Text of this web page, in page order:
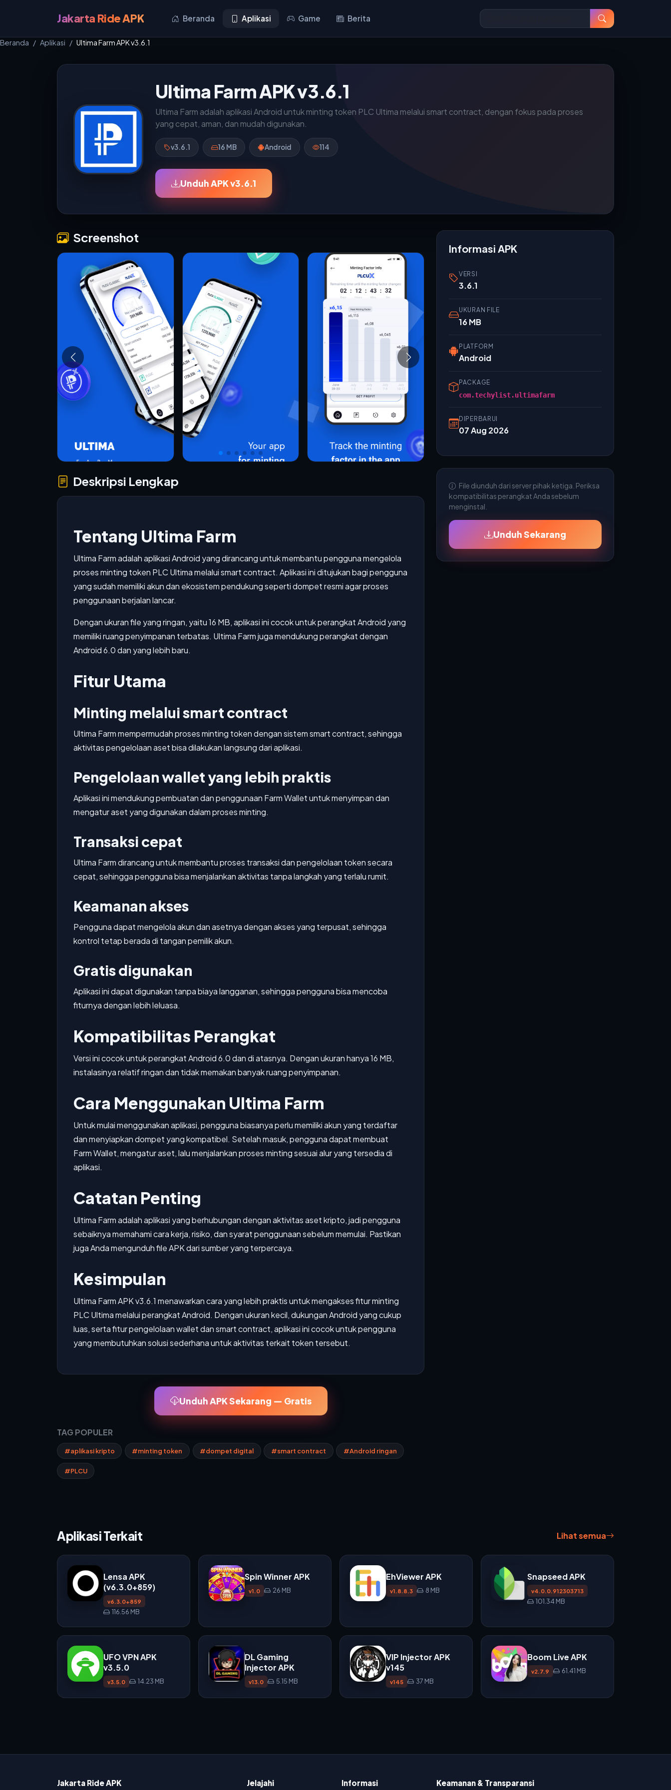
Jakarta Ride APK Beranda Aplikasi Game Berita
Beranda Aplikasi Ultima Farm APK v3.6.1
Ultima Farm APK v3.6.1
Ultima Farm adalah aplikasi Android untuk minting token PLC Ultima melalui smart contract, dengan fokus pada proses
yang cepat, aman, dan mudah digunakan.
v3.6.1 16 MB Android 114
Unduh APK v3.6.1
Screenshot
Deskripsi Lengkap
Tentang Ultima Farm
Ultima Farm adalah aplikasi Android yang dirancang untuk membantu pengguna mengelola
proses minting token PLC Ultima melalui smart contract. Aplikasi ini ditujukan bagi pengguna
yang sudah memiliki akun dan ekosistem pendukung seperti dompet resmi agar proses
penggunaan berjalan lancar.
Dengan ukuran file yang ringan, yaitu 16 MB, aplikasi ini cocok untuk perangkat Android yang
memiliki ruang penyimpanan terbatas. Ultima Farm juga mendukung perangkat dengan
Android 6.0 dan yang lebih baru.
Fitur Utama
Minting melalui smart contract
Ultima Farm mempermudah proses minting token dengan sistem smart contract, sehingga
aktivitas pengelolaan aset bisa dilakukan langsung dari aplikasi.
Pengelolaan wallet yang lebih praktis
Aplikasi ini mendukung pembuatan dan penggunaan Farm Wallet untuk menyimpan dan
mengatur aset yang digunakan dalam proses minting.
Transaksi cepat
Ultima Farm dirancang untuk membantu proses transaksi dan pengelolaan token secara
cepat, sehingga pengguna bisa menjalankan aktivitas tanpa langkah yang terlalu rumit.
Keamanan akses
Pengguna dapat mengelola akun dan asetnya dengan akses yang terpusat, sehingga
kontrol tetap berada di tangan pemilik akun.
Gratis digunakan
Aplikasi ini dapat digunakan tanpa biaya langganan, sehingga pengguna bisa mencoba
fiturnya dengan lebih leluasa.
Kompatibilitas Perangkat
Versi ini cocok untuk perangkat Android 6.0 dan di atasnya. Dengan ukuran hanya 16 MB,
instalasinya relatif ringan dan tidak memakan banyak ruang penyimpanan.
Cara Menggunakan Ultima Farm
Untuk mulai menggunakan aplikasi, pengguna biasanya perlu memiliki akun yang terdaftar
dan menyiapkan dompet yang kompatibel. Setelah masuk, pengguna dapat membuat
Farm Wallet, mengatur aset, lalu menjalankan proses minting sesuai alur yang tersedia di
aplikasi.
Catatan Penting
Ultima Farm adalah aplikasi yang berhubungan dengan aktivitas aset kripto, jadi pengguna
sebaiknya memahami cara kerja, risiko, dan syarat penggunaan sebelum memulai. Pastikan
juga Anda mengunduh file APK dari sumber yang terpercaya.
Kesimpulan
Ultima Farm APK v3.6.1 menawarkan cara yang lebih praktis untuk mengakses fitur minting
PLC Ultima melalui perangkat Android. Dengan ukuran kecil, dukungan Android yang cukup
luas, serta fitur pengelolaan wallet dan smart contract, aplikasi ini cocok untuk pengguna
yang membutuhkan solusi sederhana untuk aktivitas terkait token tersebut.
Unduh APK Sekarang — Gratis
TAG POPULER
#aplikasi kripto #minting token #dompet digital #smart contract #Android ringan
#PLCU
Informasi APK
VERSI
3.6.1
UKURAN FILE
16 MB
PLATFORM
Android
PACKAGE
com.techylist.ultimafarm
DIPERBARUI
07 Aug 2026
File diunduh dari server pihak ketiga. Periksa
kompatibilitas perangkat Anda sebelum
menginstal.
Unduh Sekarang
Aplikasi Terkait Lihat semua
Lensa APK
(v6.3.0+859)
v6.3.0+859
116.56 MB
Spin Winner APK
v1.0 26 MB
EhViewer APK
v1.8.8.3 8 MB
Snapseed APK
v4.0.0.912303713
101.34 MB
UFO VPN APK
v3.5.0
v3.5.0 14.23 MB
DL Gaming
Injector APK
v13.0 5.15 MB
VIP Injector APK
v145
v145 37 MB
Boom Live APK
v2.7.9 61.41 MB
Jakarta Ride APK Jelajahi Informasi Keamanan & Transparansi